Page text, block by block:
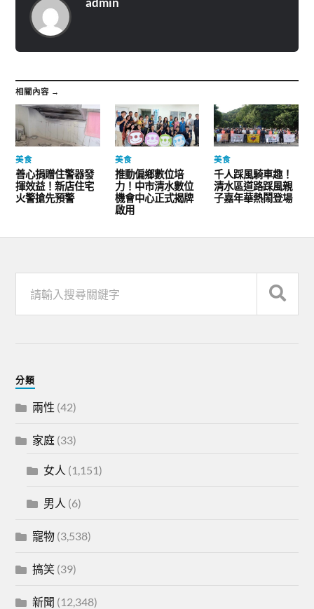
相關內容 →
美食
善心捐贈住警器發
揮效益！新店住宅
火警搶先預警
美食
推動偏鄉數位培
力！中市清水數位
機會中心正式揭牌
啟用
美食
千人踩風騎車趣！
清水區道路踩風親
子嘉年華熱鬧登場
分類
兩性 (42)
家庭 (33)
女人 (1,151)
男人 (6)
寵物 (3,538)
搞笑 (39)
新聞 (12,348)